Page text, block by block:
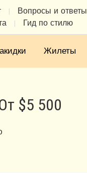
| Вопросы и ответы
| Гид по стилю
Жилеты
$5 500